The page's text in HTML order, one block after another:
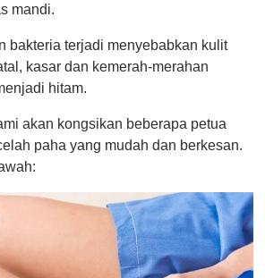
mandi.
bakteria terjadi menyebabkan kulit
kasar dan kemerah-merahan
hitam.
akan kongsikan beberapa petua
paha yang mudah dan berkesan.